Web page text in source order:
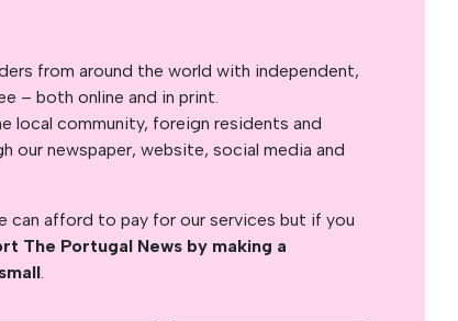
from around the world with independent,
– both online and in print.
local community, foreign residents and
our newspaper, website, social media and
can afford to pay for our services but if you
The Portugal News by making a
.